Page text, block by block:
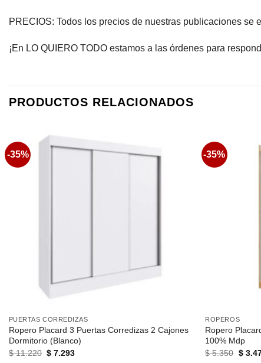
PRECIOS: Todos los precios de nuestras publicaciones
¡En LO QUIERO TODO estamos a las órdenes para
PRODUCTOS RELACIONADOS
-35% Favoritos
PUERTAS CORREDIZAS
Ropero Placard 3 Puertas Corredizas 2 Cajones
Dormitorio (Blanco)
$11.220 El
$ 7.293El
-35%
ROPEROS
Ropero
100% Mdp
$5.350 El
$